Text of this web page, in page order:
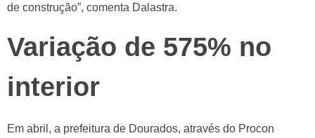
de construção”, comenta Dalastra.
Variação de 575% no
interior
Em abril, a prefeitura de Dourados, através do Procon